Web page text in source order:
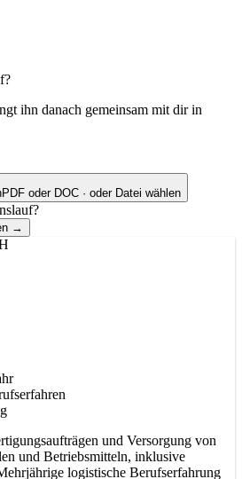
ihn danach gemeinsam mit dir in
PDF oder DOC · oder Datei wählen
→
und Versorgung von
und Betriebsmitteln, inklusive
logistische Berufserfahrung